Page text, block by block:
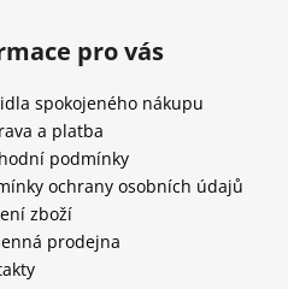
pro vás
spokojeného nákupu
a platba
podmínky
ochrany osobních údajů
zboží
prodejna